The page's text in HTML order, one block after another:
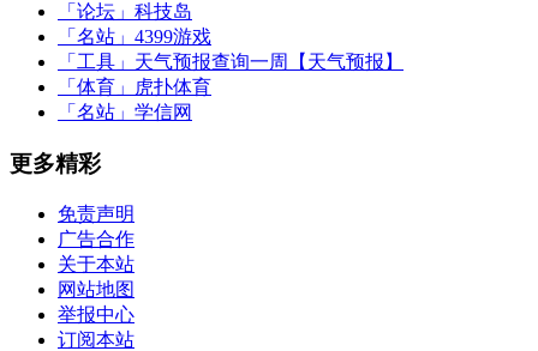
「论坛」 科技岛
「名站」 4399游戏
「工具」 天气预报查询一周【天气预报】
「体育」
虎扑体育
「名站」 学信网
更多精彩
免责声明
广告合作
关于本站
网站地图
举报中心
订阅本站